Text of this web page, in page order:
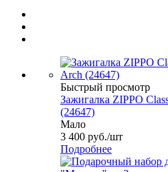
Быстрый просмотр
Зажигалка ZIPPO
(24647)
Мало
3 400 руб./шт
Подробнее